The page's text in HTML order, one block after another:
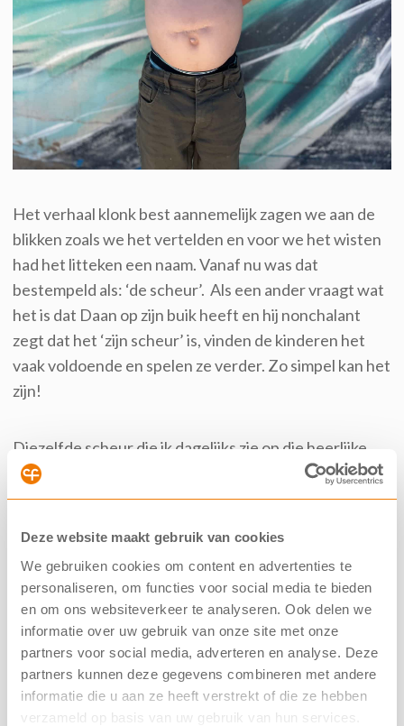
Deze website maakt gebruik van cookies
We gebruiken cookies om content en advertenties te
personaliseren, om functies voor social media te bieden
en om ons websiteverkeer te analyseren. Ook delen we
informatie over uw gebruik van onze site met onze
partners voor social media, adverteren en analyse. Deze
partners kunnen deze gegevens combineren met andere
informatie die u aan ze heeft verstrekt of die ze hebben
verzameld op basis van uw gebruik van hun services.
Het verhaal klonk best aannemelijk zagen we aan de
blikken zoals we het vertelden en voor we het wisten
had het litteken een naam. Vanaf nu was dat
bestempeld als: ‘de scheur’. Als een ander vraagt wat
het is dat Daan op zijn buik heeft en hij nonchalant
zegt dat het ‘zijn scheur’ is, vinden de kinderen het
vaak voldoende en spelen ze verder. Zo simpel kan het
zijn!
Diezelfde scheur die ik dagelijks zie op die heerlijke,
bolle kleuterbuik herinnert mij met regelmaat aan die
vreselijke onzekere periode waarin we nog geen
vaak of als ik hem zie in zijn zwembroek met mooi
weer, overvalt het me soms en is het – als Daan op dat
moment in goede gezondheid is – een confronterend
iets, die scheur.
Maar steeds sneller maakt die angstige gedachte van
toen of de confrontatie over het nog niet te genezen
van de ziekte, plaats voor een lach als Daan dan op zijn